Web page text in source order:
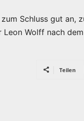
Schluss gut an,
Leon Wolff nach
Teilen